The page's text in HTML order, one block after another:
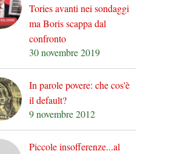
Tories avanti nei sondaggi
ma Boris scappa dal
confronto
30 novembre 2019
In parole povere: che cos'è
il default?
9 novembre 2012
Piccole insofferenze...al